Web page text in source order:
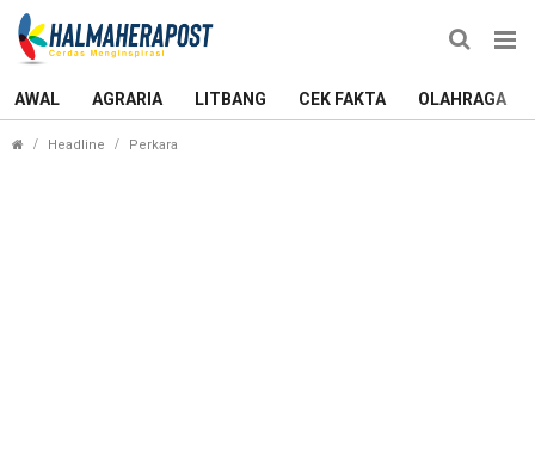
AWAL AGRARIA LITBANG CEK FAKTA OLAHRAGA
Headline Perkara